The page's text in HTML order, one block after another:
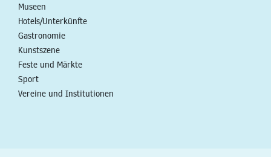
Museen
Hotels/Unterkünfte
Gastronomie
Kunstszene
Feste und Märkte
Sport
Vereine und Institutionen